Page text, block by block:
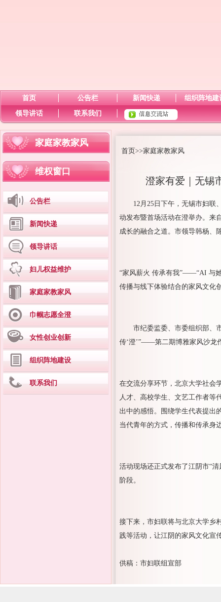
首页 公告栏 新闻快递 组织阵地建
领导讲话 联系我们
家庭家教家风
维权窗口
公告栏
新闻快递
领导讲话
妇儿权益维护
家庭家教家风
巾帼志愿全澄
女性创业创新
组织阵地建设
联系我们
首页>>家庭家教家风
澄家有爱｜无锡
12月25日下午，无锡市妇
动发布暨首场活动在澄举办。来
成长的融合之道。市领导韩杨、
“家风薪火 传承有我”——“AI 与
传播与线下体验结合的家风文化
市纪委监委、市委组织部、
传‘澄’”——第二期博雅家风沙龙
在交流分享环节，北京大学社会
人才、高校学生、文艺工作者等
出中的感悟。围绕学生代表提出
当代青年的方式，传播和传承身
活动现场还正式发布了江阴市“
阶段。
接下来，市妇联将与北京大学乡
践等活动，让江阴的家风文化宣
供稿：市妇联组宣部